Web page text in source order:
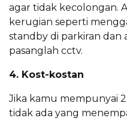
agar tidak kecolongan.
kerugian seperti
standby di parkiran dan
pasanglah cctv.
4. Kost-kostan
Jika kamu mempunyai
tidak ada yang